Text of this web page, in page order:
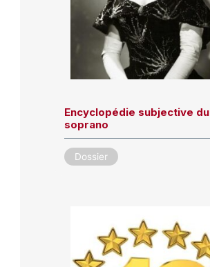
Encyclopédie subjective du
soprano
Dossier